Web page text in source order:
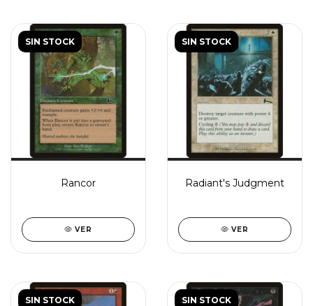
SIN STOCK
Rancor
VER
SIN STOCK
Radiant's Judgment
VER
SIN STOCK SIN STOCK